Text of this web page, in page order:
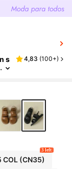
s
p
4,83 (100+)
COL(CN35)
3 left